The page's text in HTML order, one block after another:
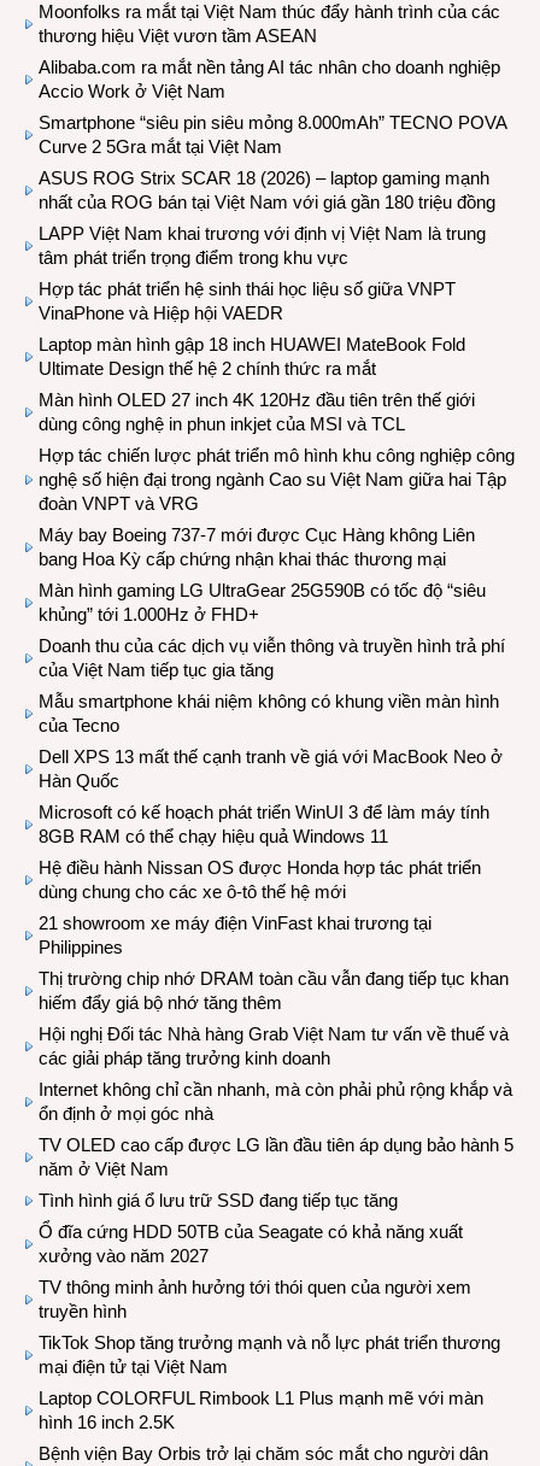
Moonfolks ra mắt tại Việt Nam thúc đẩy hành trình của các
thương hiệu Việt vươn tầm ASEAN
Alibaba.com ra mắt nền tảng AI tác nhân cho doanh nghiệp
Accio Work ở Việt Nam
Smartphone “siêu pin siêu mỏng 8.000mAh” TECNO POVA
Curve 2 5Gra mắt tại Việt Nam
ASUS ROG Strix SCAR 18 (2026) – laptop gaming mạnh
nhất của ROG bán tại Việt Nam với giá gần 180 triệu đồng
LAPP Việt Nam khai trương với định vị Việt Nam là trung
tâm phát triển trọng điểm trong khu vực
Hợp tác phát triển hệ sinh thái học liệu số giữa VNPT
VinaPhone và Hiệp hội VAEDR
Laptop màn hình gập 18 inch HUAWEI MateBook Fold
Ultimate Design thế hệ 2 chính thức ra mắt
Màn hình OLED 27 inch 4K 120Hz đầu tiên trên thế giới
dùng công nghệ in phun inkjet của MSI và TCL
Hợp tác chiến lược phát triển mô hình khu công nghiệp công
nghệ số hiện đại trong ngành Cao su Việt Nam giữa hai Tập
đoàn VNPT và VRG
Máy bay Boeing 737-7 mới được Cục Hàng không Liên
bang Hoa Kỳ cấp chứng nhận khai thác thương mại
Màn hình gaming LG UltraGear 25G590B có tốc độ “siêu
khủng” tới 1.000Hz ở FHD+
Doanh thu của các dịch vụ viễn thông và truyền hình trả phí
của Việt Nam tiếp tục gia tăng
Mẫu smartphone khái niệm không có khung viền màn hình
của Tecno
Dell XPS 13 mất thế cạnh tranh về giá với MacBook Neo ở
Hàn Quốc
Microsoft có kế hoạch phát triển WinUI 3 để làm máy tính
8GB RAM có thể chạy hiệu quả Windows 11
Hệ điều hành Nissan OS được Honda hợp tác phát triển
dùng chung cho các xe ô-tô thế hệ mới
21 showroom xe máy điện VinFast khai trương tại
Philippines
Thị trường chip nhớ DRAM toàn cầu vẫn đang tiếp tục khan
hiếm đẩy giá bộ nhớ tăng thêm
Hội nghị Đối tác Nhà hàng Grab Việt Nam tư vấn về thuế và
các giải pháp tăng trưởng kinh doanh
Internet không chỉ cần nhanh, mà còn phải phủ rộng khắp và
ổn định ở mọi góc nhà
TV OLED cao cấp được LG lần đầu tiên áp dụng bảo hành 5
năm ở Việt Nam
Tình hình giá ổ lưu trữ SSD đang tiếp tục tăng
Ổ đĩa cứng HDD 50TB của Seagate có khả năng xuất
xưởng vào năm 2027
TV thông minh ảnh hưởng tới thói quen của người xem
truyền hình
TikTok Shop tăng trưởng mạnh và nỗ lực phát triển thương
mại điện tử tại Việt Nam
Laptop COLORFUL Rimbook L1 Plus mạnh mẽ với màn
hình 16 inch 2.5K
Bệnh viện Bay Orbis trở lại chăm sóc mắt cho người dân